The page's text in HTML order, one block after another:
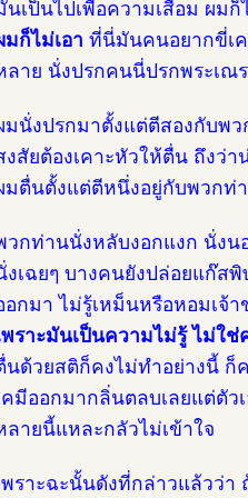
นเป็นไปเพื่อความเสื่อม ผม
มก็ไม่เอา ที่นี่มันคนอยากขี่เ
ลาย นั่งปรกคนนี่ปรกพระเณ
มนั่งปรกมาตั้งแต่ตีสองกับพ
งสัยต้องเคาะหัวให้ตื่น ถึงว่
มตื่นตั้งแต่ตีหนึ่งอยู่กับพวกท่
วกท่านนั่งหลับงอกแงก นั่งน
งเฉยๆ บางคนยังปล่อยแก๊สพิ
อกมา ไม่รู้เหม็นหรือหอมเจ้า
พราะมันเป็นความไม่รู้ ไม่ใ
นด้วยสติก็คงไม่ทำอย่างนี้ ก็
คมีออกมากลิ่นตลบเลยแต่ตัว
ลายนี้แหละกลัวไม่เข้าใจ
พราะฉะนั้นดังที่กล่าวแล้วว่า